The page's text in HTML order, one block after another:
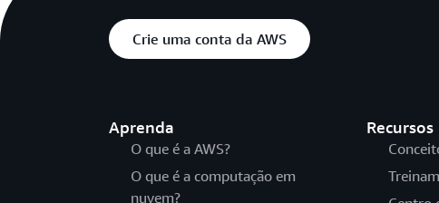
Crie uma conta da AWS
Aprenda
O que é a AWS?
O que é a computação em
nuvem?
Recursos